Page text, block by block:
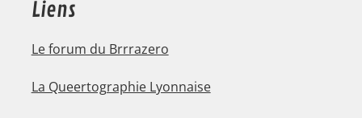
Liens
Le forum du Brrrazero
La Queertographie Lyonnaise